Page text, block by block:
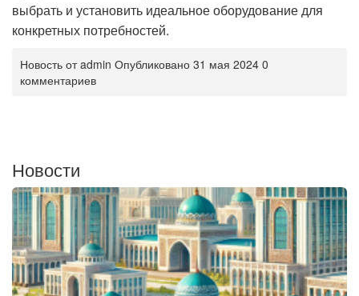
выбрать и установить идеальное оборудование для
конкретных потребностей.
Новость от admin Опубликовано 31 мая 2024 0
комментариев
Новости